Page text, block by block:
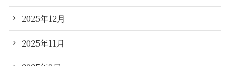
2025年12月
2025年11月